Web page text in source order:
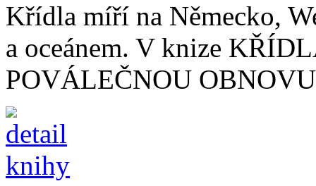
Křídla míří na Německo,
a oceánem. V knize
POVÁLEČNOU